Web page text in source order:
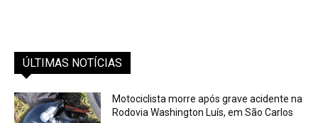
ÚLTIMAS NOTÍCIAS
Motociclista morre após grave acidente na
Rodovia Washington Luís, em São Carlos